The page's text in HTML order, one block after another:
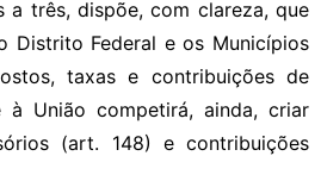
a três, dispõe, com clareza, que
Distrito Federal e os Municípios
taxas e contribuições de
à União competirá, ainda, criar
(art. 148) e contribuições